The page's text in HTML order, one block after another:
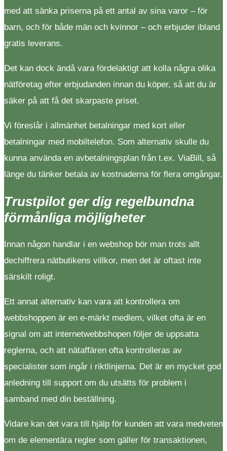
med att sänka priserna på ett antal av sina varor – för
barn, och för både män och kvinnor – och erbjuder ibland
gratis leverans.
Det kan dock ändå vara fördelaktigt att kolla några olika
nätföretag efter erbjudanden innan du köper, så att du är
säker på att få det skarpaste priset.
Vi föreslår i allmänhet betalningar med kort eller
betalningar med mobiltelefon. Som alternativ skulle du
kunna använda en avbetalningsplan från t.ex. ViaBill, så
länge du tänker betala av kostnaderna för flera omgångar.
Trustpilot ger dig regelbundna
förmånliga möjligheter
Innan någon handlar i en webshop bör man trots allt
dechiffrera nätbutikens villkor, men det är oftast inte
särskilt roligt.
Ett annat alternativ kan vara att kontrollera om
webbshoppen är en e-märkt medlem, vilket ofta är en
signal om att internetwebbshopen följer de uppsatta
reglerna, och att nätaffären ofta kontrolleras av
specialister som ingår i riktlinjerna. Det är en mycket god
anledning till support om du utsätts för problem i
samband med din beställning.
Vidare kan det vara till hjälp för kunden att vara medveten
om de elementära regler som gäller för transaktionen,